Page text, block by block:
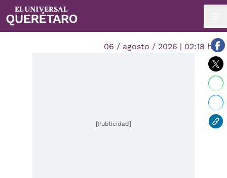
06 / agosto / 2026 | 02:18 hrs.
[Publicidad]